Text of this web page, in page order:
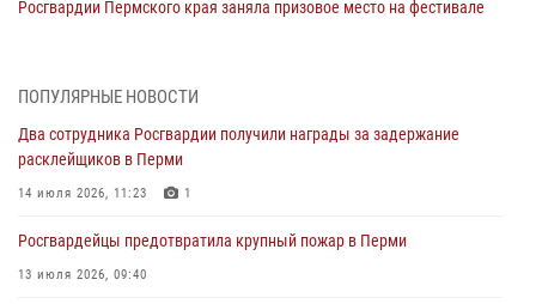
Росгвардии Пермского края заняла призовое место на фестивале
юных спортсменов
03 августа 2026, 10:59
30 июля 2026, 05:19
ПОПУЛЯРНЫЕ НОВОСТИ
Два сотрудника Росгвардии получили награды за задержание
расклейщиков в Перми
14 июля 2026, 11:23 1
Росгвардейцы предотвратила крупный пожар в Перми
13 июля 2026, 09:40